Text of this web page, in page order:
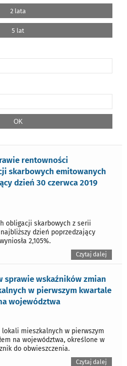
2 lata
5 lat
rentowności
skarbowych emitowanych
dzień 30 czerwca 2019
obligacji skarbowych z serii
dzień poprzedzający
2,105%.
Czytaj dalej
sprawie wskaźników zmian
w pierwszym kwartale
województwa
mieszkalnych w pierwszym
na województwa, określone w
do obwieszczenia.
Czytaj dalej